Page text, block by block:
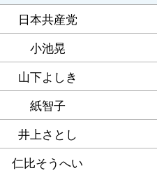
日本共産党
小池晃
山下よしき
紙智子
井上さとし
仁比そうへい